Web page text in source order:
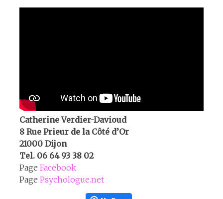
Catherine Verdier-Davioud
8 Rue Prieur de la Côté d’Or
21000 Dijon
Tel. 06 64 93 38 02
Page Facebook
Page Psychologue.net